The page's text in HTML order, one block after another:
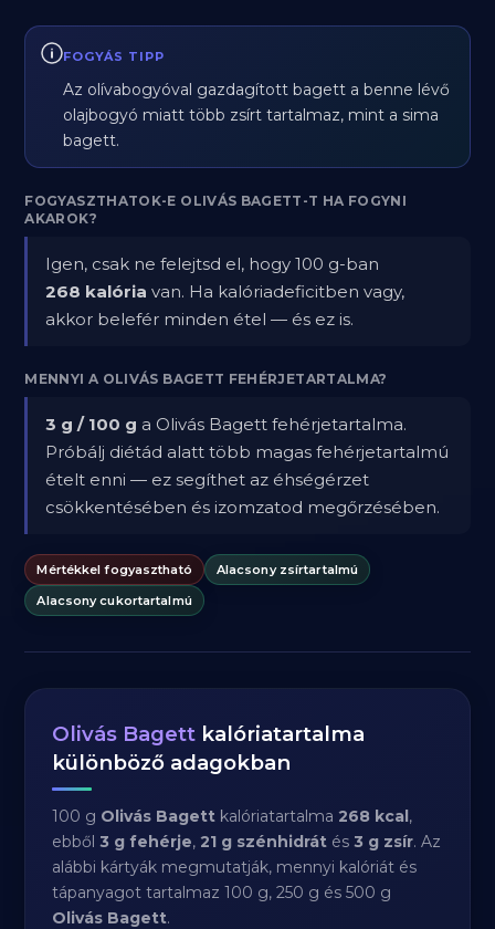
FOGYÁS TIPP
Az olívabogyóval gazdagított bagett a benne lévő
olajbogyó miatt több zsírt tartalmaz, mint a sima
bagett.
FOGYASZTHATOK-E OLIVÁS BAGETT-T HA FOGYNI
AKAROK?
Igen, csak ne felejtsd el, hogy 100 g-ban
268 kalória van. Ha kalóriadeficitben vagy,
akkor belefér minden étel — és ez is.
MENNYI A OLIVÁS BAGETT FEHÉRJETARTALMA?
3 g / 100 g a Olivás Bagett fehérjetartalma.
Próbálj diétád alatt több magas fehérjetartalmú
ételt enni — ez segíthet az éhségérzet
csökkentésében és izomzatod megőrzésében.
Mértékkel fogyasztható
Alacsony zsírtartalmú
Alacsony cukortartalmú
Olivás Bagett kalóriatartalma
különböző adagokban
100 g Olivás Bagett kalóriatartalma268 kcal,
ebből3 g fehérje,21 g szénhidrát és3 g zsír. Az
alábbi kártyák megmutatják, mennyi kalóriát és
tápanyagot tartalmaz 100 g, 250 g és 500 g
Olivás Bagett.